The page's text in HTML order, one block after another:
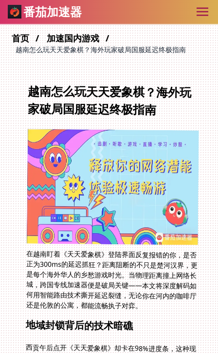
番茄加速器
首页 加速国内游戏
越南怎么玩天天爱象棋？海外玩家破局国服延迟终极指南
越南怎么玩天天爱象棋？海外玩
家破局国服延迟终极指南
在越南盯着《天天爱象棋》登陆界面反复报错的你，是否
正为300ms的延迟抓狂？距离阻断的不只是楚河汉界，更
是每个海外华人的乡愁游戏时光。当物理距离撞上网络长
城，跨国专线加速器便是破局关键——本文将深度解码如
何用智能路由技术撕开延迟裂缝，无论你在河内的咖啡厅
还是伦敦的公寓，都能流畅执子对弈。
地域封锁背后的技术暗礁
西贡午后点开《天天爱象棋》却卡在98%进度条，这种现
象背后是三重技术围城。运营商骨干网优先本地流量，跨
国数据包常被扔进"慢车道"；防火墙对UDP协议的无差别
拦截，让实时走棋指令碎成满地残片；更别说物理距离导
致的不可抗延迟——从越南到杭州服务器，电磁波都要穿
越3000公里山河。这也是为什么总看到"国外打王牌战士
的加速器有哪些软件"的求助贴，本质上都是网络长城的